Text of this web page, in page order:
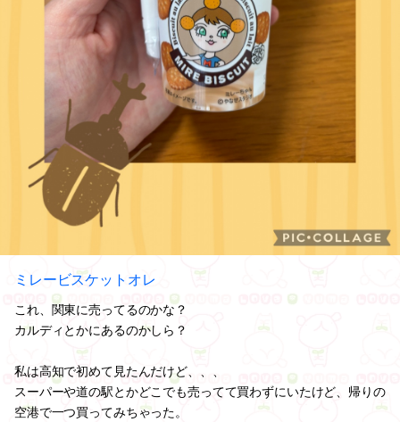
ミレービスケットオレ
これ、関東に売ってるのかな？
カルディとかにあるのかしら？
私は高知で初めて見たんだけど、、、
スーパーや道の駅とかどこでも売ってて買わずにいたけど、帰りの
空港で一つ買ってみちゃった。